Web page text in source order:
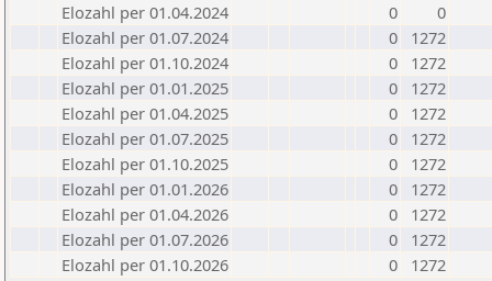
Elozahl per 01.04.2024
0
0
Elozahl per 01.07.2024
0
1272
Elozahl per 01.10.2024
0
1272
Elozahl per 01.01.2025
0
1272
Elozahl per 01.04.2025
0
1272
Elozahl per 01.07.2025
0
1272
Elozahl per 01.10.2025
0
1272
Elozahl per 01.01.2026
0
1272
Elozahl per 01.04.2026
0
1272
Elozahl per 01.07.2026
0
1272
Elozahl per 01.10.2026
0 1272